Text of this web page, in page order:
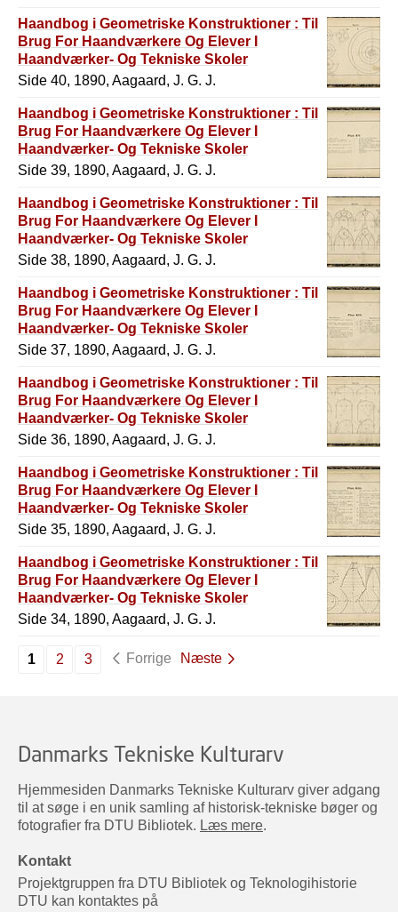
Haandbog i Geometriske Konstruktioner : Til
Brug For Haandværkere Og Elever I
Haandværker- Og Tekniske Skoler
Side 40, 1890, Aagaard, J. G. J.
Haandbog i Geometriske Konstruktioner : Til
Brug For Haandværkere Og Elever I
Haandværker- Og Tekniske Skoler
Side 39, 1890, Aagaard, J. G. J.
Haandbog i Geometriske Konstruktioner : Til
Brug For Haandværkere Og Elever I
Haandværker- Og Tekniske Skoler
Side 38, 1890, Aagaard, J. G. J.
Haandbog i Geometriske Konstruktioner : Til
Brug For Haandværkere Og Elever I
Haandværker- Og Tekniske Skoler
Side 37, 1890, Aagaard, J. G. J.
Haandbog i Geometriske Konstruktioner : Til
Brug For Haandværkere Og Elever I
Haandværker- Og Tekniske Skoler
Side 36, 1890, Aagaard, J. G. J.
Haandbog i Geometriske Konstruktioner : Til
Brug For Haandværkere Og Elever I
Haandværker- Og Tekniske Skoler
Side 35, 1890, Aagaard, J. G. J.
Haandbog i Geometriske Konstruktioner : Til
Brug For Haandværkere Og Elever I
Haandværker- Og Tekniske Skoler
Side 34, 1890, Aagaard, J. G. J.
1 2 3 Forrige Næste
Danmarks Tekniske Kulturarv
Hjemmesiden Danmarks Tekniske Kulturarv giver adgang
til at søge i en unik samling af historisk-tekniske bøger og
fotografier fra DTU Bibliotek. Læs mere.
Kontakt
Projektgruppen fra DTU Bibliotek og Teknologihistorie
DTU kan kontaktes på